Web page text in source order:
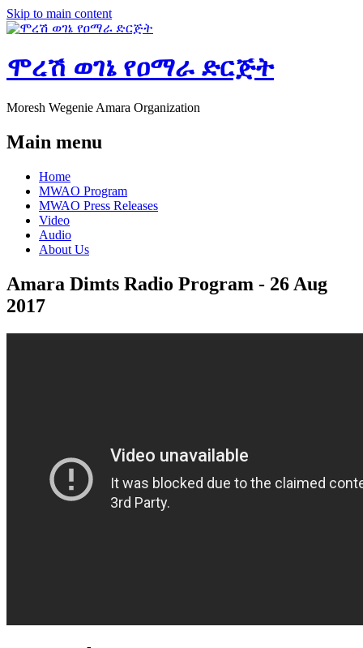
Skip to main content
ሞረሽ ወገኔ የዐማራ ድርጅት
Moresh Wegenie Amara Organization
Main menu
Home
MWAO Program
MWAO Press Releases
Video
Audio
About Us
Amara Dimts Radio Program - 26 Aug
2017